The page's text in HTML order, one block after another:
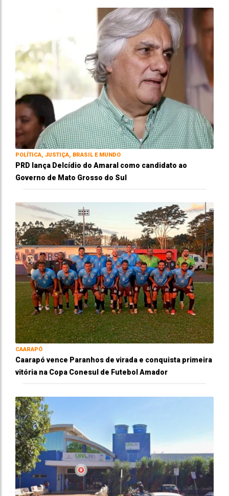
POLÍTICA, JUSTIÇA, BRASIL E MUNDO
PRD lança Delcídio do Amaral como candidato ao
Governo de Mato Grosso do Sul
CAARAPÓ
Caarapó vence Paranhos de virada e conquista primeira
vitória na Copa Conesul de Futebol Amador